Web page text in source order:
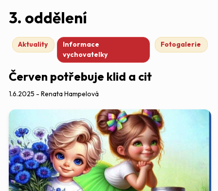
3. oddělení
Aktuality
Informace
vychovatelky
Fotogalerie
Červen potřebuje klid a cit
1.6.2025 - Renata Hampelová